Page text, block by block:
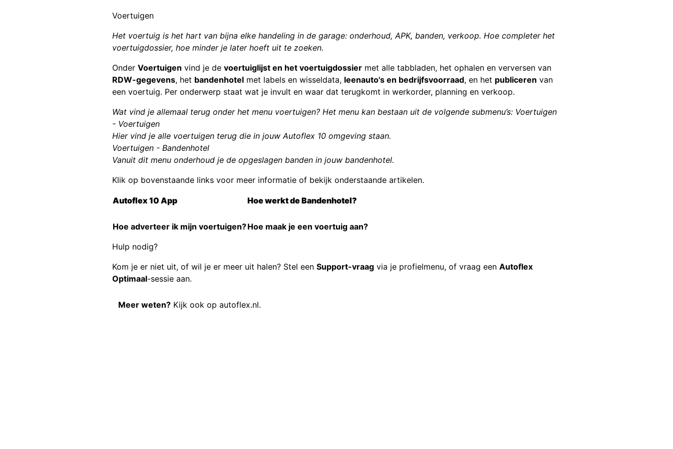
Voertuigen
Het voertuig is het hart van bijna elke handeling in de garage: onderhoud, APK, banden, verkoop. Hoe completer het
voertuigdossier, hoe minder je later hoeft uit te zoeken.
Onder Voertuigen vind je de voertuiglijst en het voertuigdossier met alle tabbladen, het ophalen en verversen van
RDW-gegevens, het bandenhotel met labels en wisseldata, leenauto's en bedrijfsvoorraad, en het publiceren van
een voertuig. Per onderwerp staat wat je invult en waar dat terugkomt in werkorder, planning en verkoop.
Wat vind je allemaal terug onder het menu voertuigen? Het menu kan bestaan uit de volgende submenu’s: Voertuigen
- Voertuigen
Hier vind je alle voertuigen terug die in jouw Autoflex 10 omgeving staan.
Voertuigen - Bandenhotel
Vanuit dit menu onderhoud je de opgeslagen banden in jouw bandenhotel.
Klik op bovenstaande links voor meer informatie of bekijk onderstaande artikelen.
Autoflex 10 App Hoe werkt de Bandenhotel?
Hoe adverteer ik mijn voertuigen?Hoe maak je een voertuig aan?
Hulp nodig?
Kom je er niet uit, of wil je er meer uit halen? Stel een Support-vraag via je profielmenu, of vraag een Autoflex
Optimaal-sessie aan.
Meer weten? Kijk ook op autoflex.nl.